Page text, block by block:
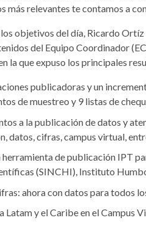
más relevantes te contamos a
objetivos del día, Ricardo
del Equipo Coordinador
la que expuso los principales
publicadoras y un
de muestreo y 9 listas de
a la publicación de datos y
datos, cifras, campus virtual,
de publicación IPT
(SINCHI), Instituto
ahora con datos para todos
Latam y el Caribe en el Campus